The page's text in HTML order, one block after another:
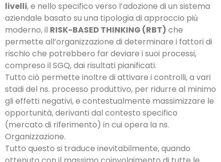
livelli, e nello specifico verso l’adozione di un sistema
aziendale basato su una tipologia di approccio più
moderno, il RISK-BASED THINKING (RBT) che
permette all’organizzazione di determinare i fattori di
rischio che potrebbero far deviare i suoi processi,
compreso il SGQ, dai risultati pianificati.
Tutto ciò permette inoltre di attivare i controlli, a vari
stadi del ns. processo produttivo, per ridurre al minimo
gli effetti negativi, e contestualmente massimizzare le
opportunità, derivanti dal contesto specifico
(mercato di riferimento) in cui opera la ns.
Organizzazione.
Tutto questo si traduce inevitabilmente, quando